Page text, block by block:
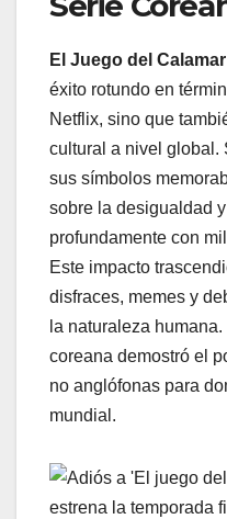
El Juego del Calamar
éxito rotundo en
Netflix, sino que
cultural a nivel global.
sus símbolos
sobre la desigualdad
profundamente con
Este impacto
disfraces, memes y
la naturaleza
coreana demostró el
no anglófonas para
mundial.